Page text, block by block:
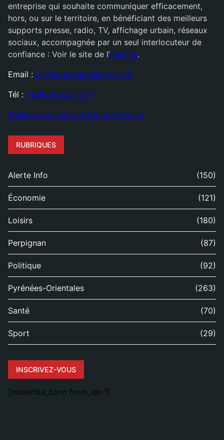
entreprise qui souhaite communiquer efficacement,
hors, ou sur le territoire, en bénéficiant des meilleurs
supports presse, radio, TV, affichage urbain, réseaux
sociaux, accompagnée par un seul interlocuteur de
confiance : Voir le site de l’Agence.
Email : mail@catalanedepresse.fr
Tél : +336 52 62 77 77
Téléchargez notre offre de services
RUBRIQUES
Alerte Info (150)
Économie (121)
Loisirs (180)
Perpignan (87)
Politique (92)
Pyrénées-Orientales (263)
Santé (70)
Sport (29)
INSCRIVEZ-VOUS
[mailerlite_form form_id=1]